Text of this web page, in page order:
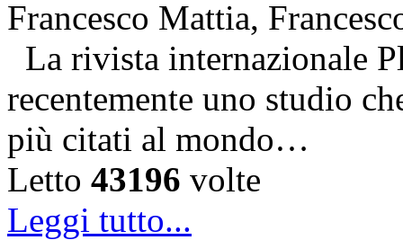
Francesco Mattia,
La rivista internazionale
recentemente uno studio
più citati al mondo…
Letto 43196 volte
Leggi tutto...